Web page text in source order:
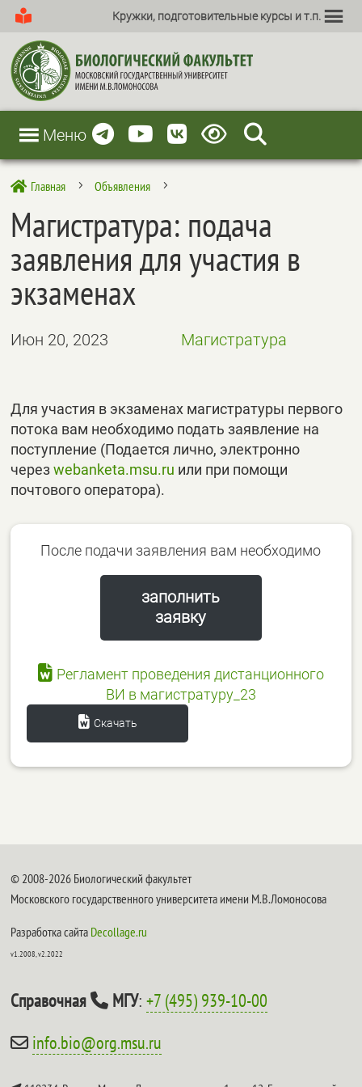
Кружки, подготовительные курсы и т.п.
Меню
 Главная 5 Объявления 5
Магистратура: подача
заявления для участия в
экзаменах
Июн 20, 2023 Магистратура
Для участия в экзаменах магистратуры первого
потока вам необходимо подать заявление на
поступление (Подается лично, электронно
черезwebanketa.msu.ru или при помощи
почтового оператора).
После подачи заявления вам необходимо
заполнить
заявку
Регламент проведения дистанционного
ВИ в магистратуру_23
Скачать
© 2008-2026 Биологический факультет
Московского государственного университета имени М.В.Ломоносова
Разработка сайта Decollage.ru
v1.2008, v2.2022
Справочная МГУ:+7 (495) 939-10-00
info.bio@org.msu.ru